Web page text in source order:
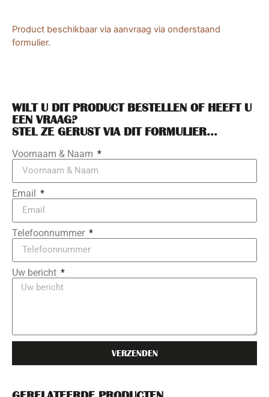
Product beschikbaar via aanvraag via onderstaand
formulier.
WILT U DIT PRODUCT BESTELLEN OF HEEFT U
EEN VRAAG?
STEL ZE GERUST VIA DIT FORMULIER...
Voornaam & Naam
Email
Telefoonnummer
Uw bericht
VERZENDEN